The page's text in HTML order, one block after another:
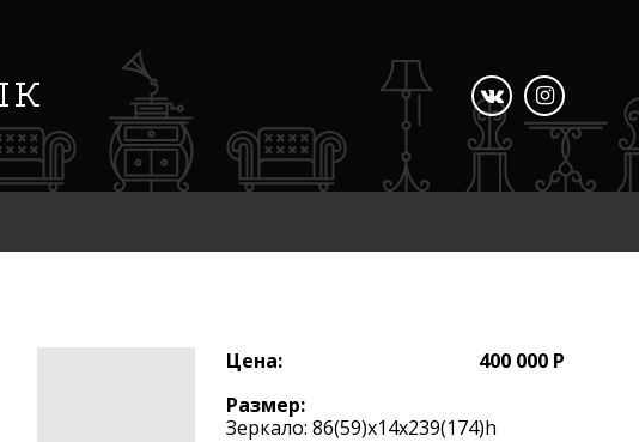
Цена:
400 000 Р
Размер:
Зеркало: 86(59)х14х239(174)h